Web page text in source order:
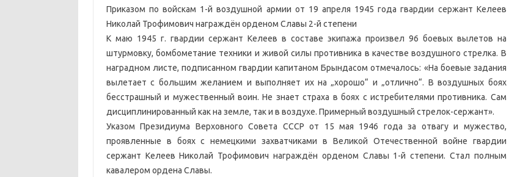
Приказом по войскам 1-й воздушной армии от 19 апреля 1945 года гвардии сержант Келеев
Николай Трофимович награждён орденом Славы 2-й степени
К маю 1945 г. гвардии сержант Келеев в составе экипажа произвел 96 боевых вылетов на
штурмовку, бомбометание техники и живой силы противника в качестве воздушного стрелка. В
наградном листе, подписанном гвардии капитаном Брындасом отмечалось: «На боевые задания
вылетает с большим желанием и выполняет их на „хорошо“ и „отлично“. В воздушных боях
бесстрашный и мужественный воин. Не знает страха в боях с истребителями противника. Сам
дисциплинированный как на земле, так и в воздухе. Примерный воздушный стрелок-сержант».
Указом Президиума Верховного Совета СССР от 15 мая 1946 года за отвагу и мужество,
проявленные в боях с немецкими захватчиками в Великой Отечественной войне гвардии
сержант Келеев Николай Трофимович награждён орденом Славы 1-й степени. Стал полным
кавалером ордена Славы.